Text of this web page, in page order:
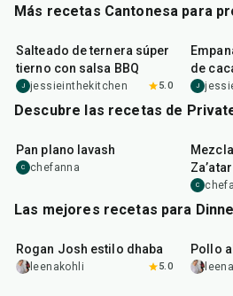
Más recetas Cantonesa para
Salteado de ternera súper
tierno con salsa BBQ
J jessieinthekitchen 5.0
hr20
de
J
Descubre las recetas de
Pan plano lavash
C chefanna
Za’atar
C
Las mejores recetas para
min
Rogan Josh estilo dhaba
leenakohli 5.0
Pollo